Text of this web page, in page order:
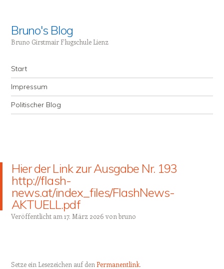
Bruno's Blog
Bruno Girstmair Flugschule Lienz
Menü
Zum Inhalt springen
Start
Impressum
Politischer Blog
Hier der Link zur Ausgabe Nr. 193
http://flash-
news.at/index_files/FlashNews-
AKTUELL.pdf
Veröffentlicht am 17. März 2026 von bruno
Setze ein Lesezeichen auf den Permanentlink.